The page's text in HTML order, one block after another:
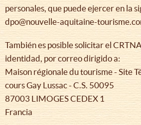
personales, que puede ejercer en la
dpo@nouvelle-aquitaine-
También es posible solicitar el
identidad, por correo dirigido a:
Maison régionale du tourisme - Site
cours Gay Lussac - C.S. 50095
87003 LIMOGES CEDEX 1
Francia